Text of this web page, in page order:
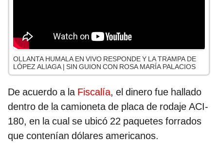
OLLANTA HUMALA EN VIVO RESPONDE Y LA TRAMPA DE
LÓPEZ ALIAGA | SIN GUION CON ROSA MARÍA PALACIOS
De acuerdo a la Fiscalía, el dinero fue hallado
dentro de la camioneta de placa de rodaje ACI-
180, en la cual se ubicó 22 paquetes forrados
que contenían dólares americanos.